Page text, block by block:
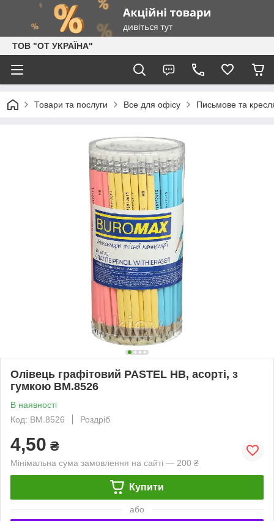
ТОВ "ОТ УКРАЇНА"
Товари та послуги Все для офісу Письмове та
Олівець графітовий PASTEL HB, асорті, з
гумкою BM.8526
В наявності
Код: BM.8526
Роздріб
4,50 ₴
Мінімальна сума замовлення на сайті — 200 ₴
Купити
або